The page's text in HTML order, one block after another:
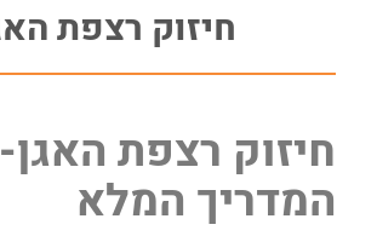
חיזוק רצפת
חיזוק רצפת האגן-
המדריך המלא